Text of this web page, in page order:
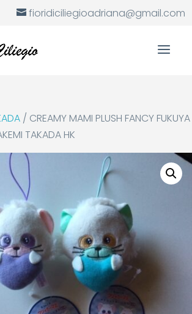
fioridiciliegioadriana@gmail.com
/ CREAMY MAMI PLUSH FANCY FUKUYA
TAKADA HK